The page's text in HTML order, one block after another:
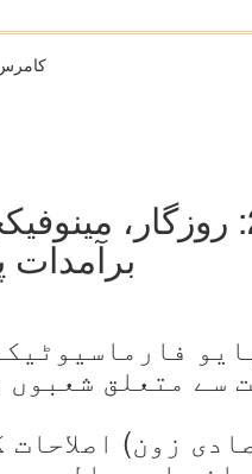
مرکزی بجٹ 27-2025:
سے متعلق
زون)